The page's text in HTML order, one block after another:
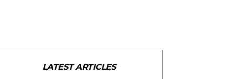
LATEST ARTICLES